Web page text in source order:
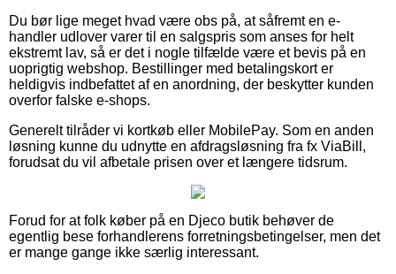
Du bør lige meget hvad være obs på, at såfremt en e-
handler udlover varer til en salgspris som anses for helt
ekstremt lav, så er det i nogle tilfælde være et bevis på en
uoprigtig webshop. Bestillinger med betalingskort er
heldigvis indbefattet af en anordning, der beskytter kunden
overfor falske e-shops.
Generelt tilråder vi kortkøb eller MobilePay. Som en anden
løsning kunne du udnytte en afdragsløsning fra fx ViaBill,
forudsat du vil afbetale prisen over et længere tidsrum.
Forud for at folk køber på en Djeco butik behøver de
egentlig bese forhandlerens forretningsbetingelser, men det
er mange gange ikke særlig interessant.